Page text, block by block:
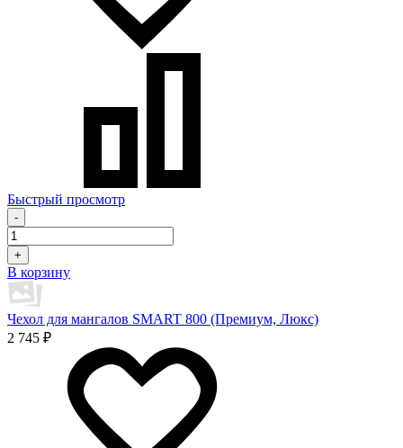
Быстрый просмотр
-
+
В корзину
Чехол для мангалов SMART 800 (Премиум, Люкс)
2 745 ₽